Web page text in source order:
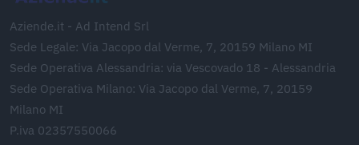
Aziende.it - Ad Intend Srl
Sede Legale: Via Jacopo dal Verme, 7, 20159 Milano MI
Sede Operativa Alessandria: via Vescovado 18 - Alessandria
Sede Operativa Milano: Via Jacopo dal Verme, 7, 20159
Milano MI
P.iva 02357550066